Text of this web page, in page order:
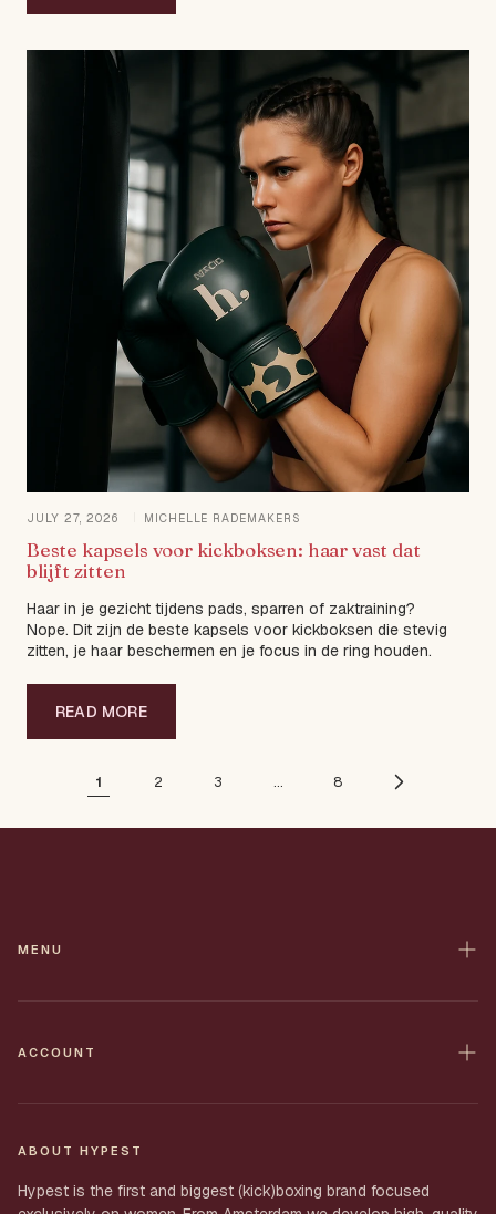
JULY 27, 2026 MICHELLE RADEMAKERS
Beste kapsels voor kickboksen: haar vast dat
blijft zitten
Haar in je gezicht tijdens pads, sparren of zaktraining?
Nope. Dit zijn de beste kapsels voor kickboksen die stevig
zitten, je haar beschermen en je focus in de ring houden.
READ MORE
1 2 3 … 8
MENU
Home
Contact
Privacy
ACCOUNT
Shop
My Order
Account
ABOUT HYPEST
Hypest is the first and biggest (kick)boxing brand focused